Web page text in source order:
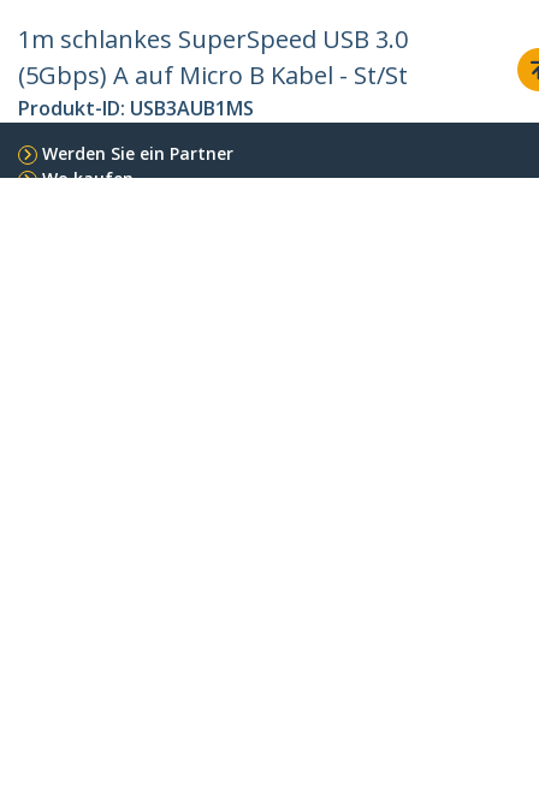
1m schlankes SuperSpeed USB 3.0
(5Gbps) A auf Micro B Kabel - St/St
Produkt-ID: USB3AUB1MS
Werden Sie ein Partner
Wo kaufen